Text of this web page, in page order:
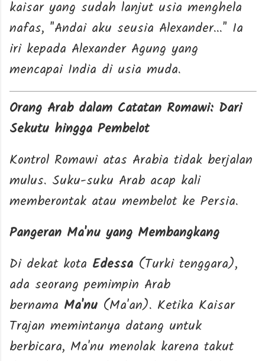
kaisar yang sudah lanjut usia menghela
nafas, "Andai aku seusia Alexander..." Ia
iri kepada Alexander Agung yang
mencapai India di usia muda.
Orang Arab dalam Catatan Romawi: Dari
Sekutu hingga Pembelot
Kontrol Romawi atas Arabia tidak berjalan
mulus. Suku-suku Arab acap kali
memberontak atau membelot ke Persia.
Pangeran Ma'nu yang Membangkang
Di dekat kota Edessa (Turki tenggara),
ada seorang pemimpin Arab
bernama Ma'nu (Ma'an). Ketika Kaisar
Trajan memintanya datang untuk
berbicara, Ma'nu menolak karena takut